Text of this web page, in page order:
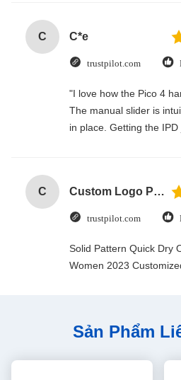
C C*e
trustpilot.com
"I love how the Pico 4
The manual slider is
in place. Getting the IPD
C Custom Logo Paper Cardboard Packing Folding White / Black / Rose Gold Luxury Magnetic Gift Box with Ribbon Closure
trustpilot.com
Solid Pattern Quick Dry
Women 2023
Sản Phẩm